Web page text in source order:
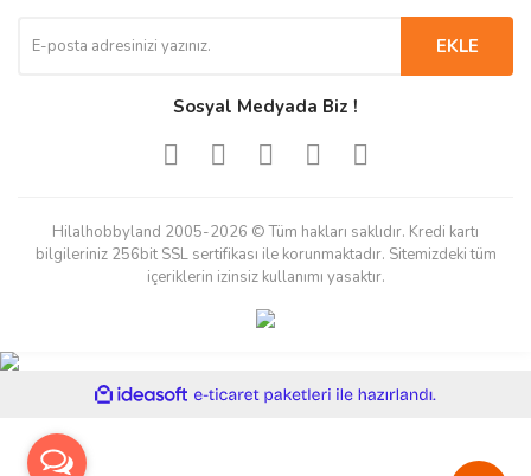
EKLE
Sosyal Medyada Biz !
Hilalhobbyland 2005-2026 © Tüm hakları saklıdır. Kredi kartı
bilgileriniz 256bit SSL sertifikası ile korunmaktadır. Sitemizdeki tüm
içeriklerin izinsiz kullanımı yasaktır.
ideasoft
e-